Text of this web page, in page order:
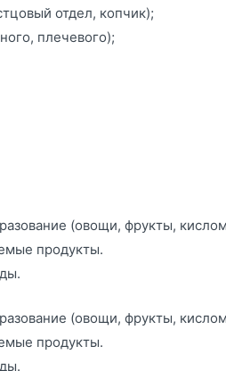
отдел, копчик);
плечевого);
(овощи, фрукты,
продукты.
(овощи, фрукты,
продукты.